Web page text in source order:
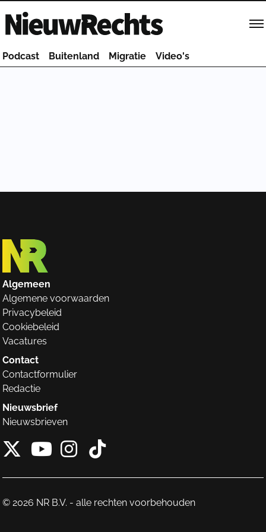
Homepage van NieuwRechts
Podcast Buitenland Migratie Video's
Algemeen
Algemene voorwaarden
Privacybeleid
Cookiebeleid
Vacatures
Contact
Contactformulier
Redactie
Nieuwsbrief
Nieuwsbrieven
X van NieuwRechts
Instagram van
Tiktok van
© 2026 NR B.V. - alle rechten voorbehouden